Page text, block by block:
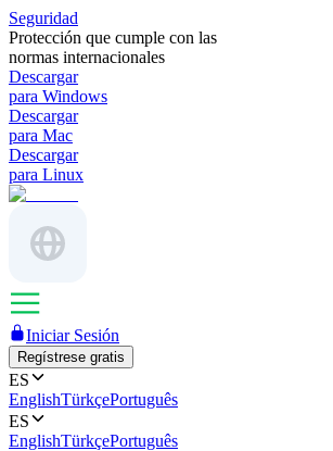
Seguridad
Protección que cumple con las
normas internacionales
Descargar
para Windows
Descargar
para Mac
Descargar
para Linux
Iniciar Sesión
Regístrese gratis
ES
EnglishTürkçePortuguês
ES
EnglishTürkçePortuguês